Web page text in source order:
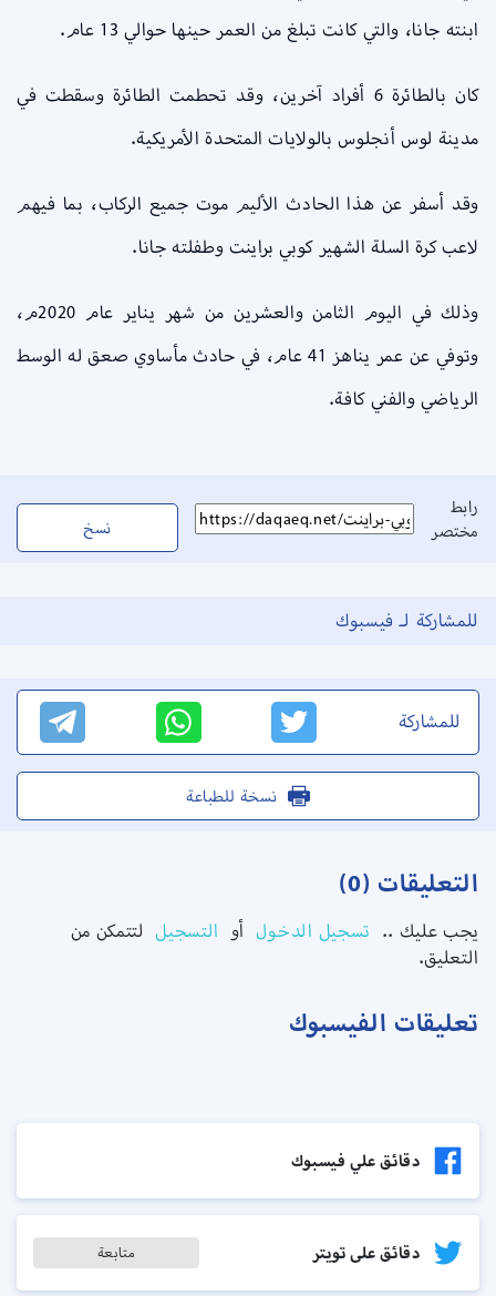
ابنته جانا، والتي كانت تبلغ من العمر حينها حوالي 13 عام.
كان بالطائرة 6 أفراد آخرين، وقد تحطمت الطائرة وسقطت في
مدينة لوس أنجلوس بالولايات المتحدة الأمريكية.
وقد أسفر عن هذا الحادث الأليم موت جميع الركاب، بما فيهم
لاعب كرة السلة الشهير كوبي براينت وطفلته جانا.
وذلك في اليوم الثامن والعشرين من شهر يناير عام 2020م،
وتوفي عن عمر يناهز 41 عام، في حادث مأساوي صعق له الوسط
الرياضي والفني كافة.
رابط
مختصر
نسخ
للمشاركة لـ فيسبوك
للمشاركة
نسخة للطباعة
التعليقات (0)
يجب عليك .. تسجيل الدخول أو التسجيل لتتمكن من
التعليق.
تعليقات الفيسبوك
دقائق علي فيسبوك
دقائق على تويتر متابعة